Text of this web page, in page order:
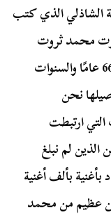
الشاذلي الذي كتب
محمد ثروت
كثيرًا فقبل انقطاع الفنان البالغ من العمر 66 عامًا والسنوات
نحن
التي ارتبطت
لم نبلغ
بألف أغنية
عظيم من محمد